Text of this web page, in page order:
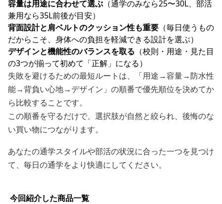
容量は用途に合わせて選ぶ （通学のみなら25〜30L、部活
兼用なら35L前後が目安）
背面設計と肩ベルトのクッション性も重要 （毎日使うもの
だからこそ、身体への負担を軽減できる設計を選ぶ）
デザインと機能性のバランスを取る （校則・用途・見た目
の3つが揃って初めて「正解」になる）
失敗を避けるための最短ルートは、「用途→容量→防水性
能→背負い心地→デザイン」の順番で優先順位を決めてか
ら比較することです。
この順番を守るだけで、選択肢が自然と絞られ、後悔のな
い買い物につながります。
あなたの通学スタイルや部活の状況に合った一つを見つけ
て、毎日の通学をより快適にしてください。
今回紹介した商品一覧